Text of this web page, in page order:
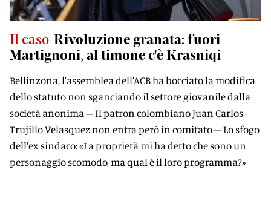
Il caso Rivoluzione granata: fuori
Martignoni, al timone c'è Krasniqi
Bellinzona, l'assemblea dell'ACB ha bocciato la modifica
dello statuto non sganciando il settore giovanile dalla
società anonima – Il patron colombiano Juan Carlos
Trujillo Velasquez non entra però in comitato – Lo sfogo
dell'ex sindaco: «La proprietà mi ha detto che sono un
personaggio scomodo, ma qual è il loro programma?»